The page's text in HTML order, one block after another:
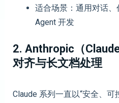
适合场景：通用对话、
Agent 开发
2. Anthropic（
对齐与长文档处理
Claude 系列一直以“安全、可